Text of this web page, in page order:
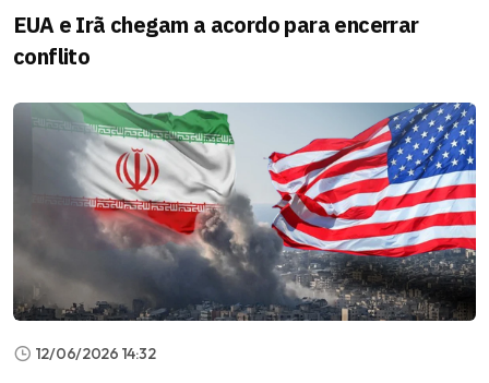
EUA e Irã chegam a acordo para encerrar
conflito
12/06/2026 14:32